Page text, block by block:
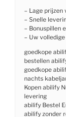
– Lage prijzen
– Snelle
– Bonuspillen
– Uw
goedkope
bestellen
goedkope
nachts
Kopen abilify
levering
abilify Bestel
abilify zonder